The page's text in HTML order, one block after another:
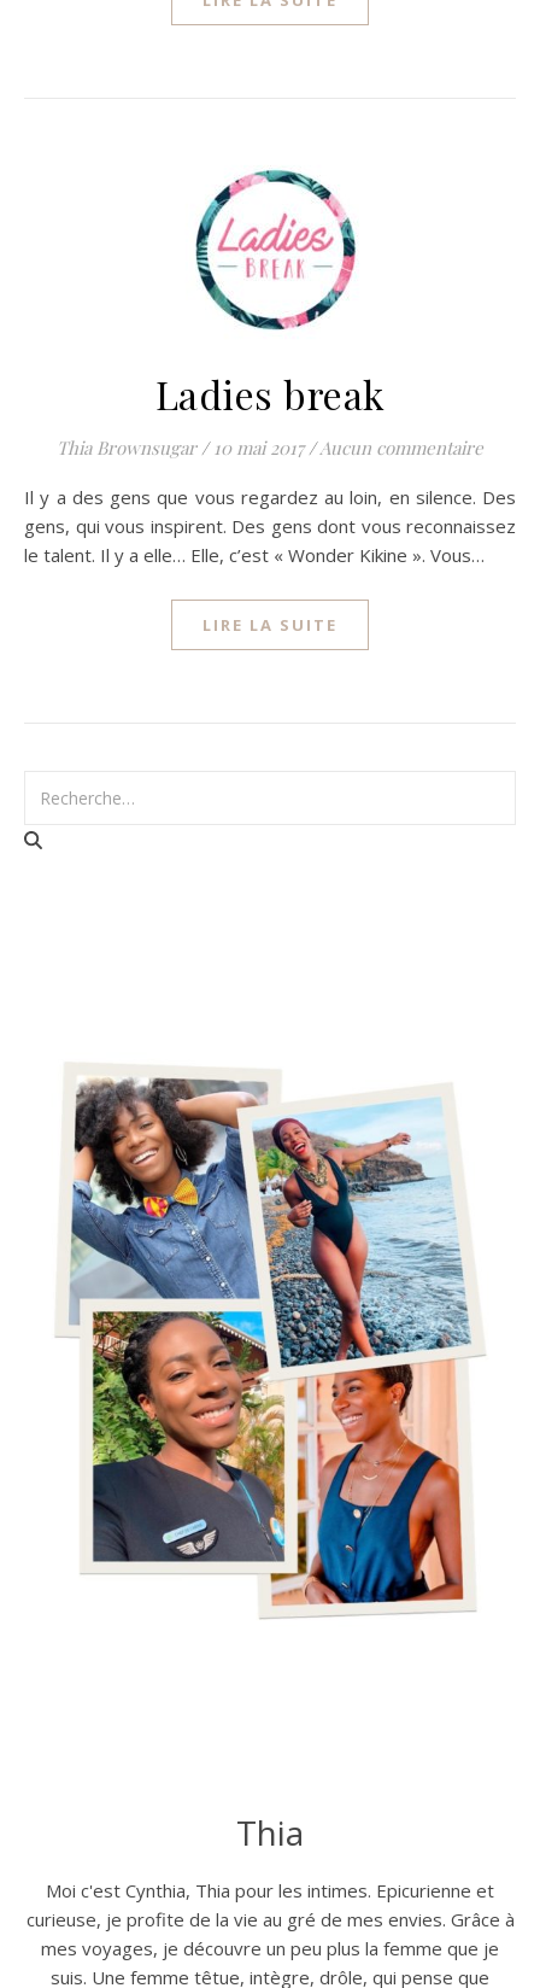
Ladies break
Thia Brownsugar / 10 mai 2017 /Aucun commentaire
Il y a des gens que vous regardez au loin, en silence. Des
gens, qui vous inspirent. Des gens dont vous reconnaissez
le talent. Il y a elle… Elle, c’est « Wonder Kikine ». Vous…
LIRE LA SUITE
Thia
Moi c'est Cynthia, Thia pour les intimes. Epicurienne et
curieuse, je profite de la vie au gré de mes envies. Grâce à
mes voyages, je découvre un peu plus la femme que je
suis. Une femme têtue, intègre, drôle, qui pense que